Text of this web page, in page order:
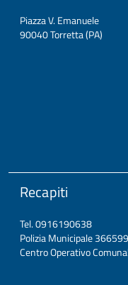
Piazza V. Emanuele
90040 Torretta (PA)
Recapiti
Tel. 0916190638
Polizia Municipale
Centro Operativo